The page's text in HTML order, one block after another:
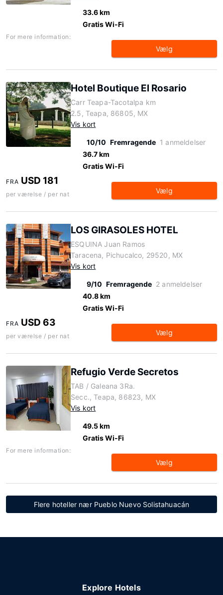
33.6 km
Gratis Wi-Fi
For mere information:
Vælg
Hotel Boutique El Rosario
Carr Teapa-Tacotalpa km
2.5, Teapa, 86805, MX
Vis kort
10/10 Fremragende 1 anmeldelser
36.7 km
Gratis Wi-Fi
FRA USD 181
per værelse / per nat Vælg
LOS GIRASOLES HOTEL
ESQUINA Juan Ramos
Taracena, Pichucalco, 29520, MX
Vis kort
9/10 Fremragende 2 anmeldelser
40.8 km
Gratis Wi-Fi
FRA USD 63
per værelse / per nat Vælg
Refugio Verde Secretos
TAB / Galeana 3Ra.
Secc., Teapa, 86823, MX
Vis kort
49.5 km
Gratis Wi-Fi
For mere information:
Vælg
Flere hoteller nær Pueblo Nuevo Solistahuacán
Explore Hotels